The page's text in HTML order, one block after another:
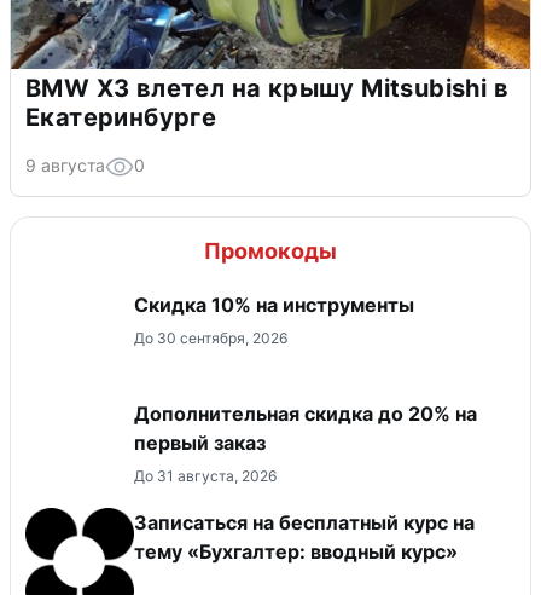
BMW X3 влетел на крышу Mitsubishi в
Екатеринбурге
9 августа 0
Промокоды
Скидка 10% на инструменты
До 30 сентября, 2026
Дополнительная скидка до 20% на
первый заказ
До 31 августа, 2026
Записаться на бесплатный курс на
тему «Бухгалтер: вводный курс»